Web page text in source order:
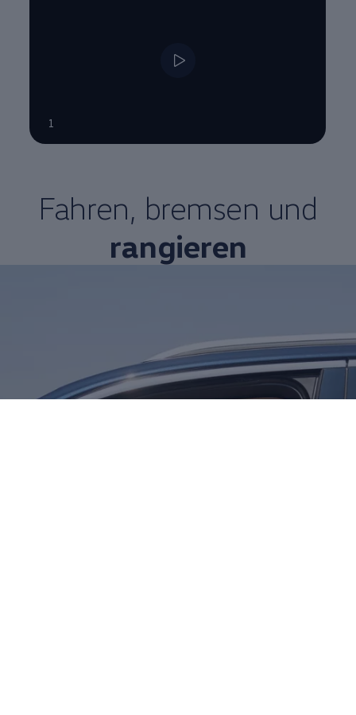
Verbleibende Zeit, --:--
1
Fahren, bremsen und
rangieren